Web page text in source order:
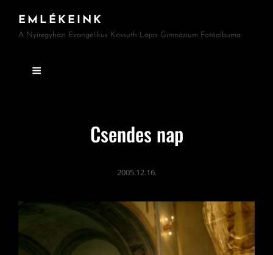
EMLÉKEINK
A Nyíregyházi Evangélikus Kossuth Lajos Gimnázium Fotóalbuma
Csendes nap
2005.12.16.